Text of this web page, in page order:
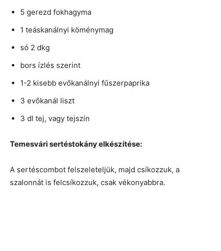
5 gerezd fokhagyma
1 teáskanálnyi köménymag
só 2 dkg
bors ízlés szerint
1-2 kisebb evőkanálnyi fűszerpaprika
3 evőkanál liszt
3 dl tej, vagy tejszín
Temesvári sertéstokány elkészítése:
A sertéscombot felszeleteljük, majd csíkozzuk, a
szalonnát is felcsíkozzuk, csak vékonyabbra.